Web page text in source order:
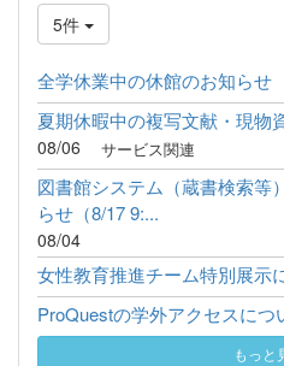
5件
全学休業中の休館のお知らせ
夏期休暇中の複写文献・現物
08/06 サービス関連
図書館システム（蔵書検索等
らせ（8/17 9:...
08/04
女性教育推進チーム特別展示
ProQuestの学外アクセスにつ
もっと